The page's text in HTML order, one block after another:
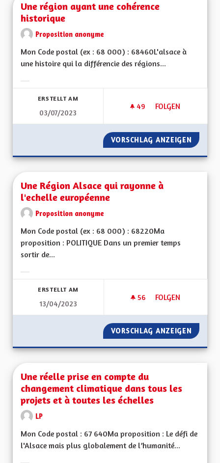
Une région ayant une cohérence
historique
Proposition anonyme
Mon Code postal (ex : 68 000) : 68460L'alsace à
une histoire qui la différencie des régions...
ERSTELLT AM
03/07/2023
49 49 FOLLOWER
FOLGEN
UNE RÉGION
VORSCHLAG ANZEIGEN UNE
Une Région Alsace qui rayonne à
l'echelle européenne
Proposition anonyme
Mon Code postal (ex : 68 000) : 68220Ma
proposition : POLITIQUE Dans un premier temps
sortir de...
ERSTELLT AM
13/04/2023
56 56 FOLLOWER
FOLGEN
UNE RÉGION
VORSCHLAG ANZEIGEN UNE
Une réelle prise en compte du
changement climatique dans tous les
projets et à toutes les échelles
LP
Mon Code postal : 67 640Ma proposition : Le défi de
l'Alsace mais plus globalement de l’humanité...